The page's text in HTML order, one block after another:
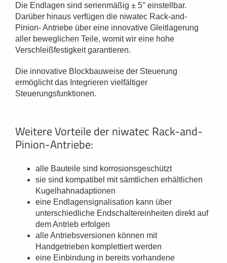
Die Endlagen sind serienmäßig ± 5° einstellbar.
Darüber hinaus verfügen die niwatec Rack-and-
Pinion- Antriebe über eine innovative Gleitlagerung
aller beweglichen Teile, womit wir eine hohe
Verschleißfestigkeit garantieren.
Die innovative Blockbauweise der Steuerung
ermöglicht das Integrieren vielfältiger
Steuerungsfunktionen.
Weitere Vorteile der niwatec Rack-and-
Pinion-Antriebe:
alle Bauteile sind korrosionsgeschützt
sie sind kompatibel mit sämtlichen erhältlichen
Kugelhahnadaptionen
eine Endlagensignalisation kann über
unterschiedliche Endschaltereinheiten direkt auf
dem Antrieb erfolgen
alle Antriebsversionen können mit
Handgetrieben komplettiert werden
eine Einbindung in bereits vorhandene